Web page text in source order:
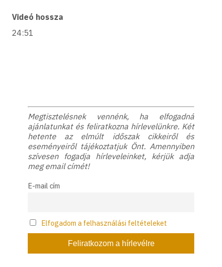
Videó hossza
24:51
Megtisztelésnek vennénk, ha elfogadná
ajánlatunkat és feliratkozna hírlevelünkre. Két
hetente az elmúlt időszak cikkeiről és
eseményeiről tájékoztatjuk Önt. Amennyiben
szívesen fogadja hírleveleinket, kérjük adja
meg email címét!
E-mail cím
Elfogadom a felhasználási feltételeket